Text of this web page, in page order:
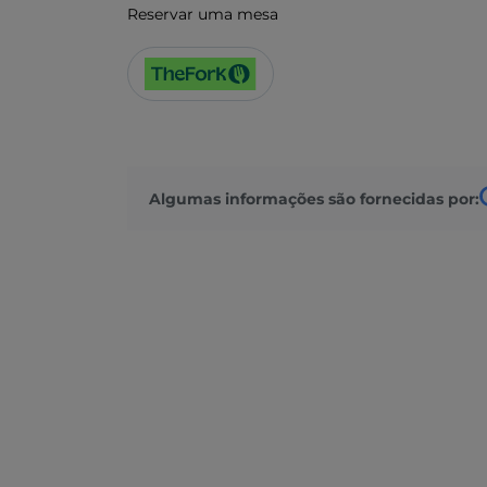
Reservar uma mesa
Algumas informações são fornecidas por: